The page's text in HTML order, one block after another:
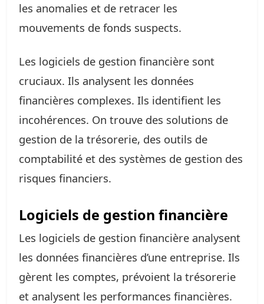
les anomalies et de retracer les
mouvements de fonds suspects.
Les logiciels de gestion financière sont
cruciaux. Ils analysent les données
financières complexes. Ils identifient les
incohérences. On trouve des solutions de
gestion de la trésorerie, des outils de
comptabilité et des systèmes de gestion des
risques financiers.
Logiciels de gestion financière
Les logiciels de gestion financière analysent
les données financières d’une entreprise. Ils
gèrent les comptes, prévoient la trésorerie
et analysent les performances financières.